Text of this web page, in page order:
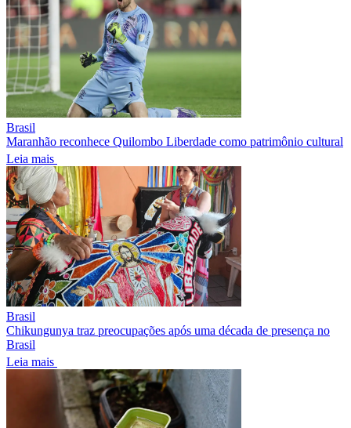
Brasil
Maranhão reconhece Quilombo Liberdade como patrimônio cultural
Leia mais
Brasil
Chikungunya traz preocupações após uma década de presença no
Brasil
Leia mais